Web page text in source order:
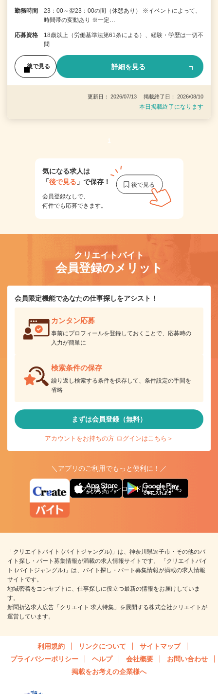
勤務時間
23：00～翌23：00の間（休憩あり） ※イベントによって、
時間帯の変動あり ※一定…
応募資格
18歳以上（労働基準法第61条による）、経験・学歴は一切不
問
後で見る 詳細を見る
更新日： 2026/07/13 掲載終了日： 2026/08/10
本日掲載終了になります
1
気になる求人は
「後で見る 」で保存！
会員登録なしで、
何件でも応募できます。
クリエイトバイト
会員登録のメリット
会員限定機能であなたの仕事探しをアシスト！
カンタン応募
事前にプロフィールを登録しておくことで、応募時の
入力が簡単に
検索条件の保存
繰り返し検索する条件を保存して、条件設定の手間を
省略
まずは会員登録（無料）
アカウントをお持ちの方 ログインはこちら＞
＼アプリのご利用でもっと便利に！／
アプリ版ダウンロードはこちらから
「クリエイトバイト (バイトジャングル)」は、神奈川県逗子市・その他のバ
イト探し・パート募集情報が満載の求人情報サイトです。 「クリエイトバイ
ト (バイトジャングル)」は、バイト探し・パート募集情報が満載の求人情報
サイトです。
地域密着をコンセプトに、仕事探しに役立つ最新の情報をお届けしていま
す。
新聞折込求人広告「クリエイト 求人特集」を展開する株式会社クリエイトが
運営しています。
利用規約 リンクについて
サイトマップ
プライバシーポリシー
ヘルプ 会社概要
お問い合わせ
掲載をお考えの企業様へ